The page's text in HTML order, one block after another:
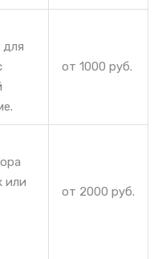
для
от 1000 руб.
или
от 2000 руб.